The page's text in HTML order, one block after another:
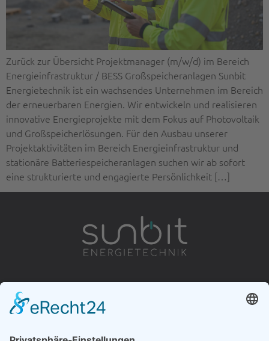
Zurück zur Übersicht Projektmanager (m/w/d) im Bereich
Energieinfrastruktur / BESS Großspeicheranlagen Sunbit
Energietechnik ist ein wachsendes Unternehmen im Bereich
der erneuerbaren Energien. Wir entwickeln und realisieren
innovative Energieprojekte mit dem Fokus auf Photovoltaik
und Großspeicherlösungen. Für den Ausbau unserer
Projektaktivitäten im Bereich Energieinfrastruktur und
stationäre Batteriespeicheranlagen suchen wir ab sofort
eine strukturierte und engagierte Persönlichkeit […]